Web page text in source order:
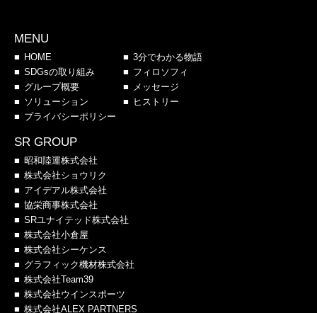
MENU
HOME
3分でわかる物語
SDGsの取り組み
フィロソフィ
グループ概要
メッセージ
ソリューション
ヒストリー
プライバシーポリシー
SR GROUP
昭和陸運株式会社
株式会社ショウリク
アイデアル株式会社
協栄商事株式会社
SRユナイテッド株式会社
株式会社小倉屋
株式会社シーケンス
グラフィック機材株式会社
株式会社Team39
株式会社ウインスポーツ
株式会社ALEX PARTNERS